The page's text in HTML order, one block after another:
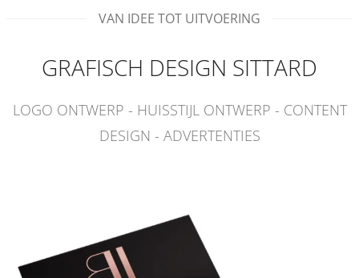
VAN IDEE TOT UITVOERING
GRAFISCH DESIGN SITTARD
LOGO ONTWERP - HUISSTIJL ONTWERP - CONTENT
DESIGN - ADVERTENTIES